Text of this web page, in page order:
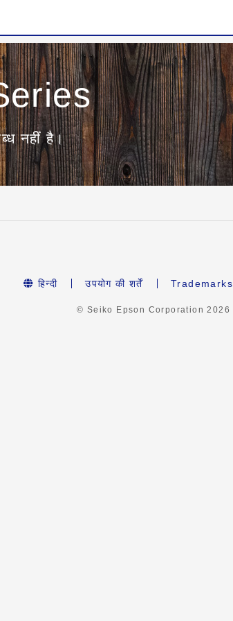
नहीं है।
हिन्दी उपयोग की शर्तें Trademarks
© Seiko Epson Corporation2026